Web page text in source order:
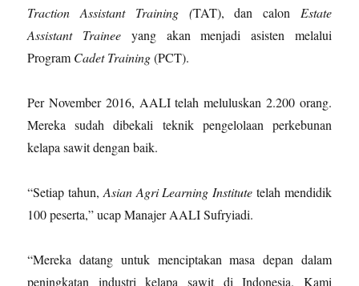
Traction Assistant Training (TAT), dan calon Estate
Assistant Trainee yang akan menjadi asisten melalui
Program Cadet Training(PCT).
Per November 2016, AALI telah meluluskan 2.200 orang.
Mereka sudah dibekali teknik pengelolaan perkebunan
kelapa sawit dengan baik.
“Setiap tahun,Asian Agri Learning Institute telah mendidik
100 peserta,” ucap Manajer AALI Sufryiadi.
“Mereka datang untuk menciptakan masa depan dalam
peningkatan industri kelapa sawit di Indonesia. Kami